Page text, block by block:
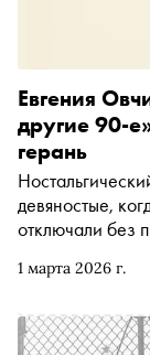
1 марта 2026 г.
Евгения
другие 90-
герань
девяностые,
отключали без
вспоминает
пересмотреть